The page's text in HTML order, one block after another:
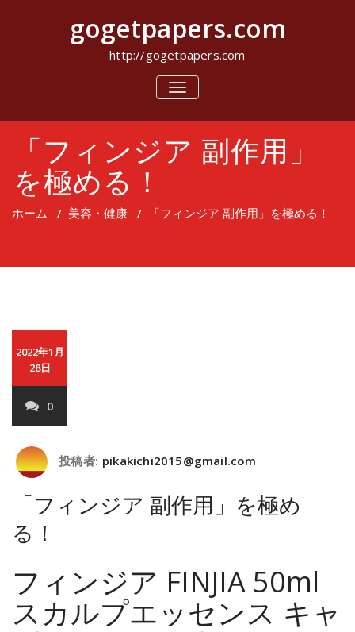
キ
gogetpapers.com
http://gogetpapers.com
ナ
ビ
シ
ョ
り
替
「フィンジア 副作用」
を極める！
ホーム / 美容・健康 / 「フィンジア 副作用」を極める！
2022年1月
28日
0
投稿者: pikakichi2015@gmail.com
「フィンジア 副作用」を極め
る！
フィンジア FINJIA 50ml
スカルプエッセンス キャ